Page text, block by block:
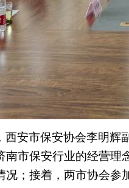
西安市保安协会李明辉
南市保安行业的经营理
况；接着，两市协会参